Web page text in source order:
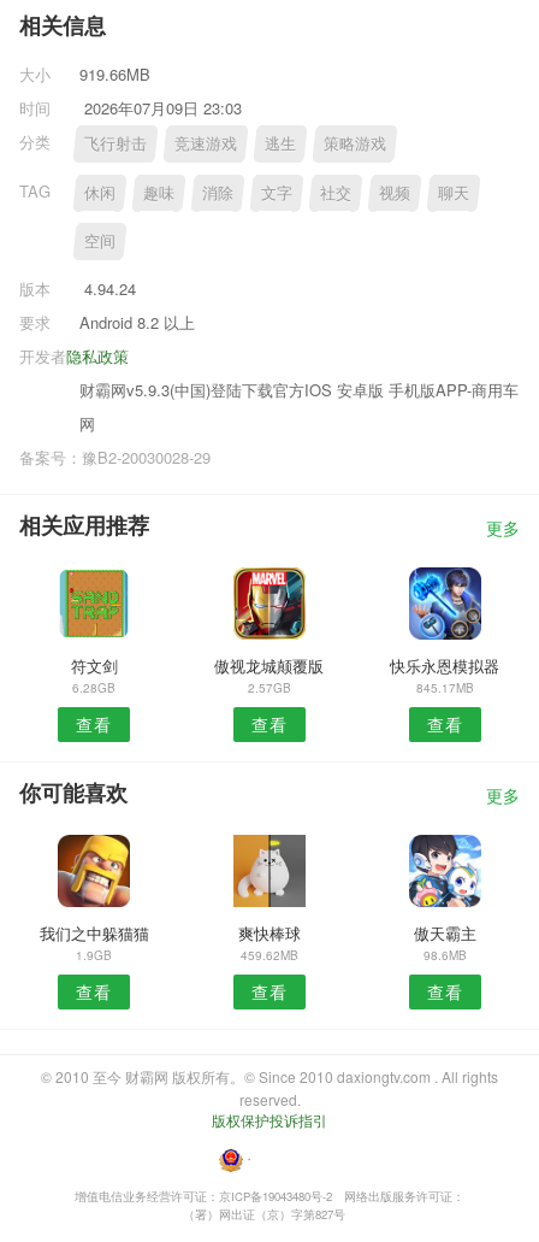
相关信息
大小
919.66MB
时间
2026年07月09日 23:03
分类
飞行射击 竞速游戏 逃生 策略游戏
TAG 休闲 趣味 消除 文字 社交 视频 聊天
空间
版本
4.94.24
要求
Android 8.2 以上
隐私政策
开发者
财霸网v5.9.3(中国)登陆下载官方IOS 安卓版 手机版APP-商用车
网
备案号：豫B2-20030028-29
相关应用推荐 更多
符文剑
6.28GB
查看
傲视龙城颠覆版
2.57GB
查看
快乐永恩模拟器
845.17MB
查看
你可能喜欢 更多
我们之中躲猫猫
1.9GB
查看
爽快棒球
459.62MB
查看
傲天霸主
98.6MB
查看
© 2010 至今 财霸网 版权所有。© Since 2010 daxiongtv.com . All rights
reserved.
版权保护投诉指引
・
增值电信业务经营许可证：京ICP备19043480号-2
网络出版服务许可证：
（署）网出证（京）字第827号